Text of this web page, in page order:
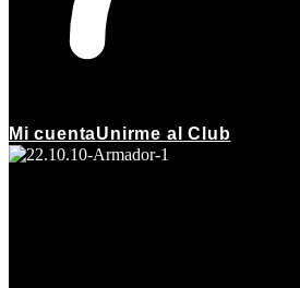
Mi cuentaUnirme al Club